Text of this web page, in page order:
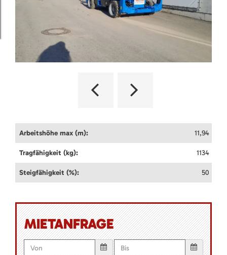
Arbeitshöhe max (m): 11,94
Tragfähigkeit (kg): 1134
Steigfähigkeit (%): 50
MIETANFRAGE